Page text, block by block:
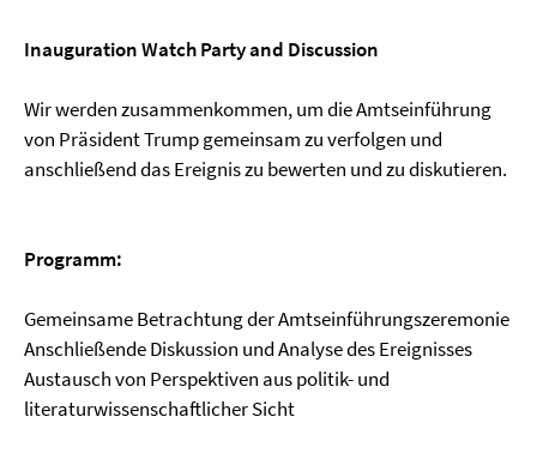
Inauguration Watch Party and Discussion
Wir werden zusammenkommen, um die Amtseinführung
von Präsident Trump gemeinsam zu verfolgen und
anschließend das Ereignis zu bewerten und zu diskutieren.
Programm:
Gemeinsame Betrachtung der Amtseinführungszeremonie
Anschließende Diskussion und Analyse des Ereignisses
Austausch von Perspektiven aus politik- und
literaturwissenschaftlicher Sicht